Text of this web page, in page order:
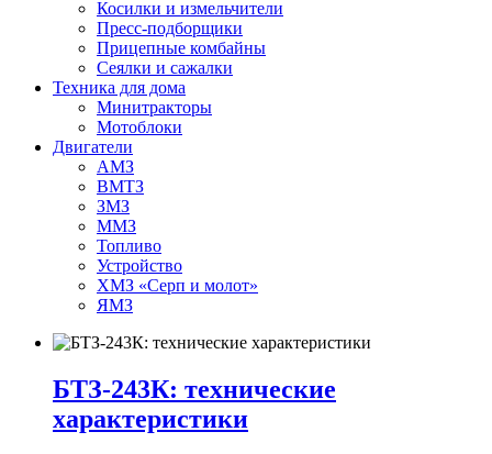
Косилки и измельчители
Пресс-подборщики
Прицепные комбайны
Сеялки и сажалки
Техника для дома
Минитракторы
Мотоблоки
Двигатели
АМЗ
ВМТЗ
ЗМЗ
ММЗ
Топливо
Устройство
ХМЗ «Серп и молот»
ЯМЗ
БТЗ-243К: технические
характеристики